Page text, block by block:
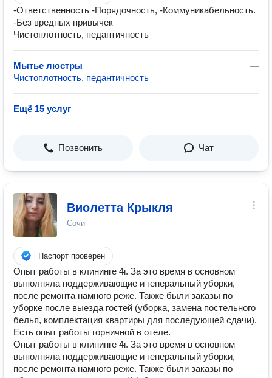
-Ответственность -Порядочность, -Коммуникабельность.
-Без вредных привычек
Чистоплотность, педантичность
Мытье люстры
—
Чистоплотность, педантичность
Ещё 15 услуг
Позвонить Чат
Виолетта Крыкля
Сочи
Паспорт проверен
Опыт работы в клининге 4г. За это время в основном
выполняла поддерживающие и генеральный уборки,
после ремонта намного реже. Также были заказы по
уборке после выезда гостей (уборка, замена постельного
белья, комплектация квартиры для последующей сдачи).
Есть опыт работы горничной в отеле.
Опыт работы в клининге 4г. За это время в основном
выполняла поддерживающие и генеральный уборки,
после ремонта намного реже. Также были заказы по